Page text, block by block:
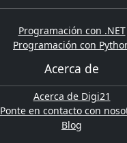
Programación con .NET
Programación con
Acerca de
Acerca de Digi21
Ponte en contacto con
Blog